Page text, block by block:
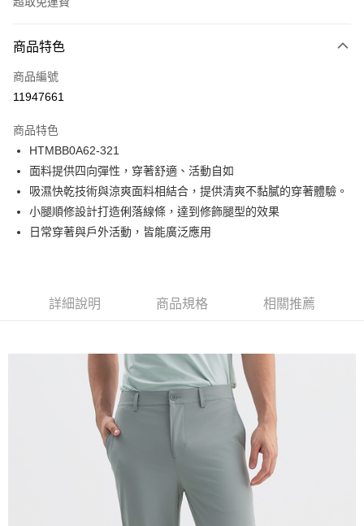
信用卡一次付款
LINE Pay
街口支付
悠遊付
Google Pay
貨到付款
付款後全家取貨
付款後7-11取貨
商品特色
商品編號
11947661
商品特色
HTMBB0A62-321
面料提供四向彈性，穿著舒適、活動自如
吸濕快乾技術與涼爽面料相結合，提供清爽不黏膩的穿著體驗。
小腿順修設計打造俐落線條，達到修飾腿型的效果
日常穿著與戶外活動，皆能廣泛應用
詳細說明 商品規格 相關推薦